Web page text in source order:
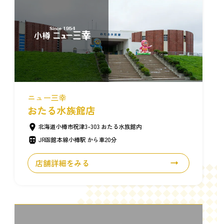
ニュー三幸
おたる水族館店
北海道小樽市祝津3-303 おたる水族館内
JR函館本線小樽駅 から車20分
店舗詳細をみる